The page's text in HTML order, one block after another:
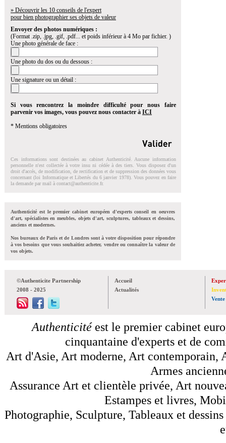
» Découvrir les 10 conseils de l'expert
pour bien photographier ses objets de valeur
Envoyer des photos numériques :
(Format .zip, .jpg, .gif, .pdf... et poids inférieur à 4 Mo par fichier. )
Une photo générale de face :
Une photo du dos ou du dessous :
Une signature ou un détail :
Si vous rencontrez la moindre difficulté pour nous faire
parvenir vos images, vous pouvez nous contacter à ICI
* Mentions obligatoires
Ces informations sont destinées au cabinet Authenticité. Aucune information
personnelle n'est collectée à votre insu ni cédée à des tiers. Vous disposez d'un
droit d'accés, de modification, de rectification et de suppression des données vous
concernant (loi Informatique et Libertés du 6 janvier 1978). Vous pouvez en faire
la demande par mail à contact@authenticite.fr.
Authenticité est le premier cabinet européen d'experts conseil en oeuvres
d'art, spécialistes en meubles, objets d'art, sculptures, tableaux et dessins,
anciens et modernes.
Nos bureaux de Paris et de Londres sont à votre disposition pour répondre
à vos besoins que vous souhaitiez acheter, vendre ou connaître la valeur de
vos objets.
©Authenticite Partnership
2008 - 2025
Accueil
Actualités
Vente
Authenticitéest le premier cabinet
cinquantaine d'experts et de
Art d'Asie, Art moderne, Art contemporain,
Armes
Assurance Art et clientèle privée, Art
Estampes et livres,
Photographie, Sculpture, Tableaux et